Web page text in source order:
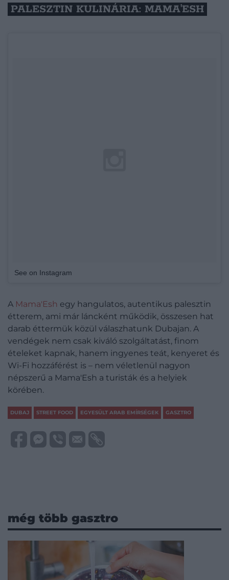
PALESZTIN KULINÁRIA: MAMA'ESH
See on Instagram
A Mama'Esh egy hangulatos, autentikus palesztin
étterem, ami már láncként működik, összesen hat
darab éttermük közül válaszhatunk Dubajan. A
vendégek nem csak kiváló szolgáltatást, finom
ételeket kapnak, hanem ingyenes teát, kenyeret és
Wi-Fi hozzáférést is – nem véletlenül nagyon
népszerű a Mama'Esh a turisták és a helyiek
körében.
DUBAJ STREET FOOD EGYESÜLT ARAB EMÍRSÉGEK GASZTRO
még több gasztro